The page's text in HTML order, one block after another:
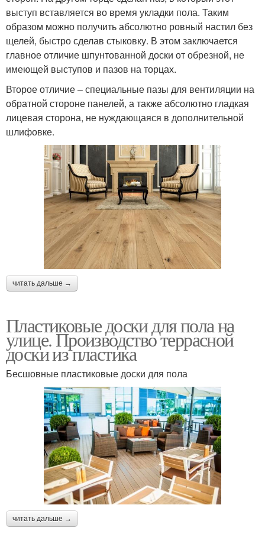
выступ вставляется во время укладки пола. Таким
образом можно получить абсолютно ровный настил без
щелей, быстро сделав стыковку. В этом заключается
главное отличие шпунтованной доски от обрезной, не
имеющей выступов и пазов на торцах.
Второе отличие – специальные пазы для вентиляции на
обратной стороне панелей, а также абсолютно гладкая
лицевая сторона, не нуждающаяся в дополнительной
шлифовке.
читать дальше →
Пластиковые доски для пола на
улице. Производство террасной
доски из пластика
Бесшовные пластиковые доски для пола
читать дальше →